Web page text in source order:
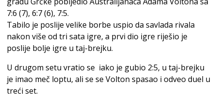
7:6 (7), 6:7 (6), 7:5.
Tabilo je poslije velike borbe uspio da savlada rivala
nakon više od tri sata igre, a prvi dio igre riješio je
poslije bolje igre u taj-brejku.
U drugom setu vratio se iako je gubio 2:5, u taj-brejku
je imao meč loptu, ali se se Volton spasao i odveo duel u
treći set.